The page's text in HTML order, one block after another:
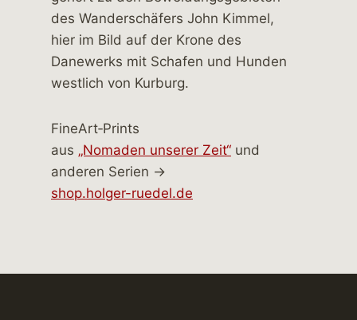
FineArt‑Prints
aus „Nomaden unserer Zeit“ und
anderen Serien →
shop.holger-ruedel.de